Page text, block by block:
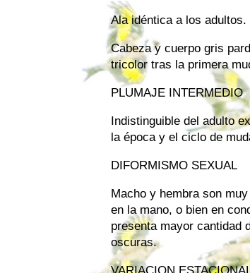
Ala idéntica a los adultos.
Cabeza y cuerpo gris
tricolor tras la primera
PLUMAJE INTERMEDIO
Indistinguible del adulto
la época y el ciclo de
DIFORMISMO SEXUAL
Macho y hembra son
en la mano, o bien en
presenta mayor cantidad
oscuras.